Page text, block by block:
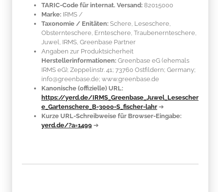
TARIC-Code für internat. Versand: 82015000
Marke: IRMS /
Taxonomie / Enitäten: Schere, Leseschere,
Obsternteschere, Ernteschere, Traubenernteschere,
Juwel, IRMS, Greenbase Partner
Angaben zur Produktsicherheit
Herstellerinformationen: Greenbase eG (ehemals
IRMS eG); Zeppelinstr. 41; 73760 Ostfildern; Germany;
info@greenbase.de; www.greenbase.de
Kanonische (offizielle) URL:
https://yerd.de/IRMS_Greenbase_Juwel_Lesescher
e_Gartenschere_B-3000-S_fischer-lahr ➔
Kurze URL-Schreibweise für Browser-Eingabe:
yerd.de/?a=1499 ➔